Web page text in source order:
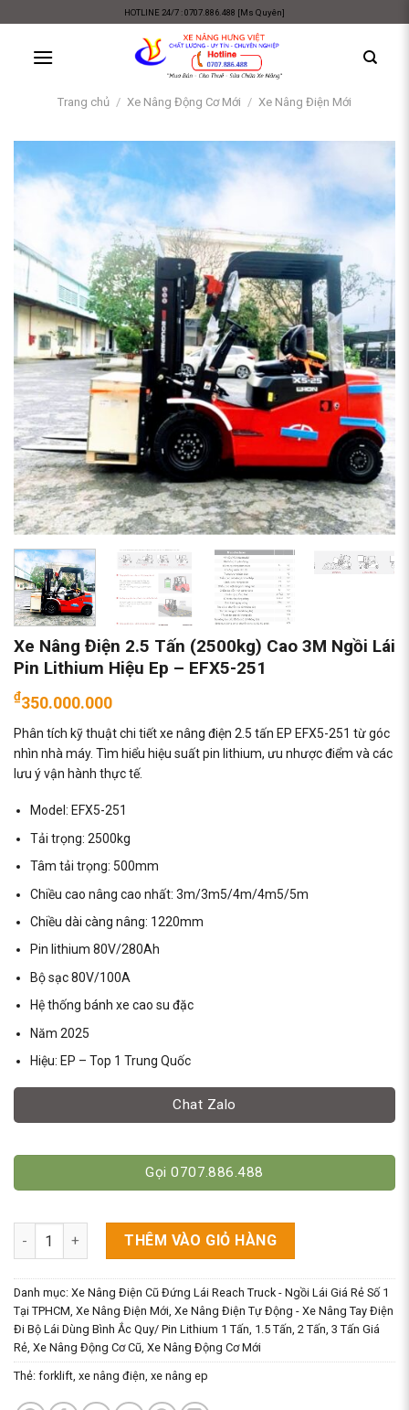
content
HOTLINE 24/7 : 0707.886.488 [Ms Quyên]
Trang chủ / Xe Nâng Động Cơ Mới / Xe Nâng Điện Mới
Xe Nâng Điện 2.5 Tấn (2500kg) Cao 3M Ngồi Lái
Pin Lithium Hiệu Ep – EFX5-251
₫350.000.000
Phân tích kỹ thuật chi tiết xe nâng điện 2.5 tấn EP EFX5-251 từ góc
nhìn nhà máy. Tìm hiểu hiệu suất pin lithium, ưu nhược điểm và các
lưu ý vận hành thực tế.
Model: EFX5-251
Tải trọng: 2500kg
Tâm tải trọng: 500mm
Chiều cao nâng cao nhất: 3m/3m5/4m/4m5/5m
Chiều dài càng nâng: 1220mm
Pin lithium 80V/280Ah
Bộ sạc 80V/100A
Hệ thống bánh xe cao su đặc
Năm 2025
Hiệu: EP – Top 1 Trung Quốc
Chat Zalo
Gọi 0707.886.488
Xe Nâng Điện 2.5 Tấn (2500kg) Cao 3M Ngồi Lái Pin Lithium
THÊM VÀO GIỎ HÀNG
Danh mục: Xe Nâng Điện Cũ Đứng Lái Reach Truck - Ngồi Lái Giá Rẻ Số 1
Tại TPHCM, Xe Nâng Điện Mới, Xe Nâng Điện Tự Động - Xe Nâng Tay Điện
Đi Bộ Lái Dùng Bình Ắc Quy/ Pin Lithium 1 Tấn, 1.5 Tấn, 2 Tấn, 3 Tấn Giá
Rẻ, Xe Nâng Động Cơ Cũ, Xe Nâng Động Cơ Mới
Thẻ: forklift, xe nâng điện, xe nâng ep